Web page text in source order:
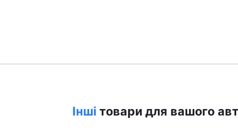
Інші товари для вашого